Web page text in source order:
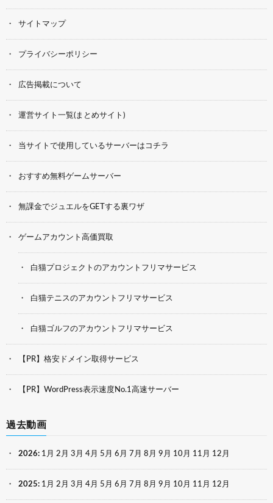
サイトマップ
プライバシーポリシー
広告掲載について
運営サイト一覧(まとめサイト)
当サイトで使用しているサーバーはコチラ
おすすめ無料ゲームサーバー
無課金でジュエルをGETする裏ワザ
ゲームアカウント高価買取
白猫プロジェクトのアカウントフリマサービス
白猫テニスのアカウントフリマサービス
白猫ゴルフのアカウントフリマサービス
【PR】格安ドメイン取得サービス
【PR】WordPress表示速度No.1高速サーバー
過去動画
2026: 1月 2月 3月 4月 5月 6月 7月 8月 9月 10月 11月 12月
2025: 1月 2月 3月 4月 5月 6月 7月 8月 9月 10月 11月 12月